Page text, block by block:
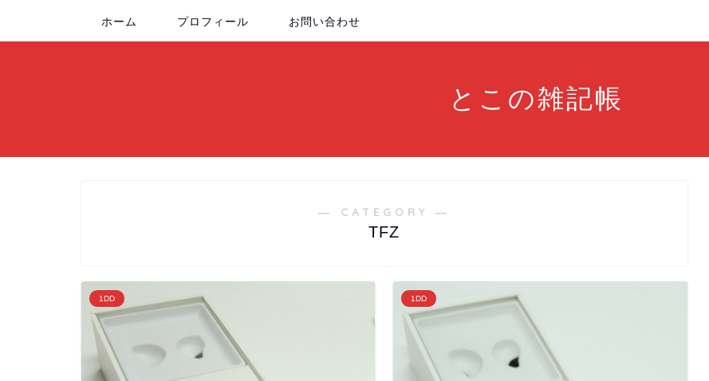
ホーム プロフィール お問い合わせ
とこの雑記帳
― CATEGORY ―
TFZ
1DD 1DD